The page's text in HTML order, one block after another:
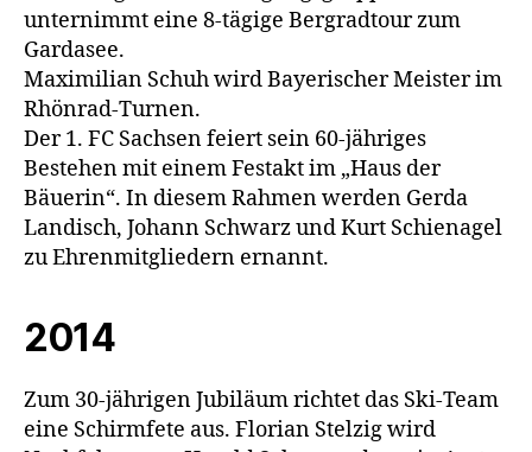
unternimmt eine 8-tägige Bergradtour zum
Gardasee.
Maximilian Schuh wird Bayerischer Meister im
Rhönrad-Turnen.
Der 1. FC Sachsen feiert sein 60-jähriges
Bestehen mit einem Festakt im „Haus der
Bäuerin“. In diesem Rahmen werden Gerda
Landisch, Johann Schwarz und Kurt Schienagel
zu Ehrenmitgliedern ernannt.
2014
Zum 30-jährigen Jubiläum richtet das Ski-Team
eine Schirmfete aus. Florian Stelzig wird